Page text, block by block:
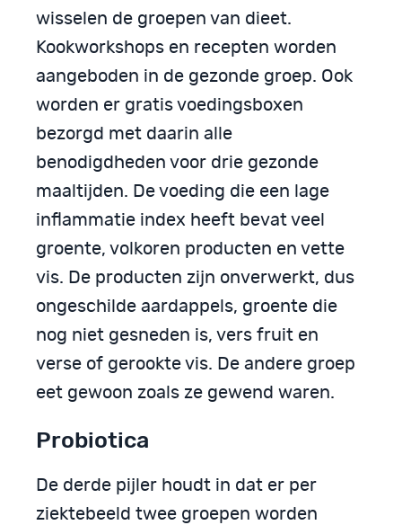
wisselen de groepen van dieet.
Kookworkshops en recepten worden
aangeboden in de gezonde groep. Ook
worden er gratis voedingsboxen
bezorgd met daarin alle
benodigdheden voor drie gezonde
maaltijden. De voeding die een lage
inflammatie index heeft bevat veel
groente, volkoren producten en vette
vis. De producten zijn onverwerkt, dus
ongeschilde aardappels, groente die
nog niet gesneden is, vers fruit en
verse of gerookte vis. De andere groep
eet gewoon zoals ze gewend waren.
Probiotica
De derde pijler houdt in dat er per
ziektebeeld twee groepen worden